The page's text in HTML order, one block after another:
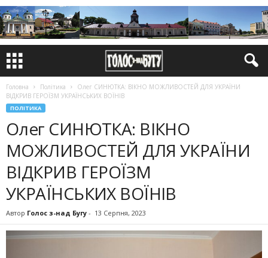
Головна Політика
Олег СИНЮТКА: ВІКНО МОЖЛИВОСТЕЙ ДЛЯ УКРАЇНИ
ВІДКРИВ ГЕРОЇЗМ УКРАЇНСЬКИХ ВОЇНІВ
ПОЛІТИКА
Олег СИНЮТКА: ВІКНО
МОЖЛИВОСТЕЙ ДЛЯ УКРАЇНИ
ВІДКРИВ ГЕРОЇЗМ
УКРАЇНСЬКИХ ВОЇНІВ
Автор Голос з-над Бугу - 13 Серпня, 2023